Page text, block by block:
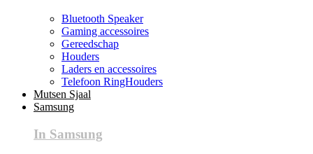
Bluetooth Speaker
Gaming accessoires
Gereedschap
Houders
Laders en accessoires
Telefoon RingHouders
Mutsen Sjaal
Samsung
In Samsung